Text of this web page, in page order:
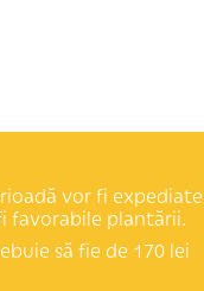
vor fi expediate
favorabile plantării.
să fie de 170 lei